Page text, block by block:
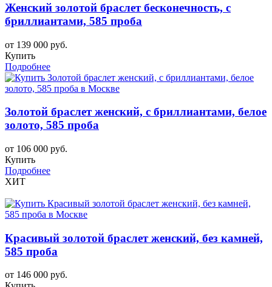
Женский золотой браслет бесконечность, с
бриллиантами, 585 проба
от 139 000 руб.
Купить
Подробнее
Золотой браслет женский, с бриллиантами, белое
золото, 585 проба
от 106 000 руб.
Купить
Подробнее
ХИТ
Красивый золотой браслет женский, без камней,
585 проба
от 146 000 руб.